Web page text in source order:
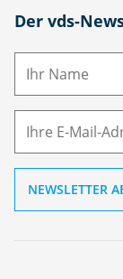
Der vds-
N
M